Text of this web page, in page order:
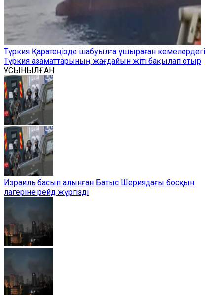
Түркия Қаратеңізде шабуылға ұшыраған кемелердегі
Түркия азаматтарының жағдайын жіті бақылап отыр
ҰСЫНЫЛҒАН
Израиль басып алынған Батыс Шериядағы босқын
лагеріне рейд жүргізді